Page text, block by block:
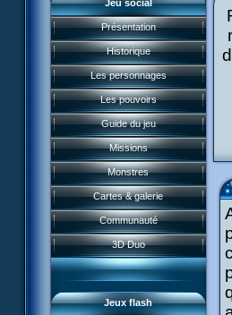
Jeu social
Présentation
Historique
Les personnages
Les pouvoirs
Guide du jeu
Missions
Monstres
Cartes & galerie
Communauté
3D Duo
Jeux flash
Course CL
Perdus ds Lyoko
Form Anti-XANA
Frôlion Attack
Mort des frelions
Monster Swarm
Course 2
Aelita's Battle
Odd's Battle
Code Lyoko's Galaxy
Manta Bomber
Sector 2 Escape
Présentation
News IFSCL
Le créateur
Médias
Questions fréquentes
Téléchargements